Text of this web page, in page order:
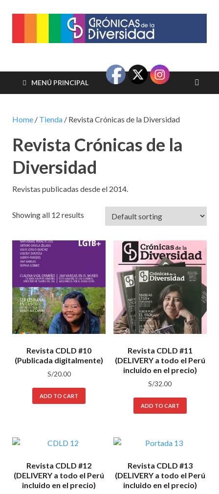
Crónicas de la
Diversidad
peruana
MENÚ PRINCIPAL
Home / Tienda / Revista Crónicas de la Diversidad
Revista Crónicas de la
Diversidad
Revistas publicadas desde el 2014.
Showing all 12 results
Revista CDLD #10
(Publicada digitalmente)
S/20.00
ADD TO CART
Revista CDLD #11
(DELIVERY a todo el Perú
incluido en el precio)
S/32.00
ADD TO CART
Revista CDLD #12
(DELIVERY a todo el Perú
incluido en el precio)
Revista CDLD #13
(DELIVERY a todo el Perú
incluido en el precio)